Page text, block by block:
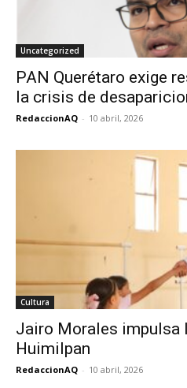
Uncategorized
PAN Querétaro exige
la crisis de
RedaccionAQ - 10 abril, 2026
Cultura
Jairo Morales impulsa
Huimilpan
RedaccionAQ - 10 abril, 2026